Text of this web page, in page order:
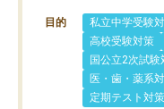
目的 私立中学受験
高校受験対策
国公立2次試験
医・歯・薬系
定期テスト対策